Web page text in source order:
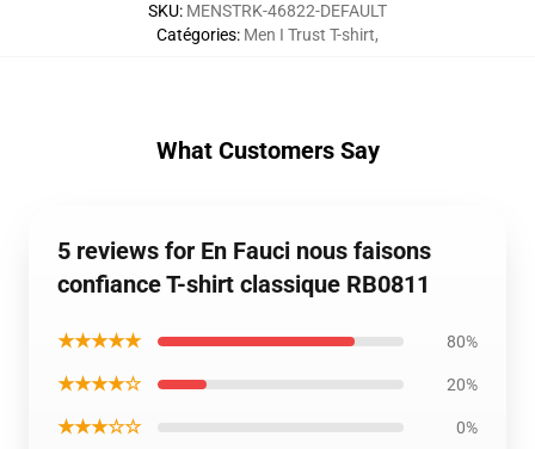
SKU: MENSTRK-46822-DEFAULT
Catégories: Men I Trust T-shirt,
What Customers Say
5 reviews for En Fauci nous faisons
confiance T-shirt classique RB0811
★★★★★ 80%
★★★★☆ 20%
★★★☆☆ 0%